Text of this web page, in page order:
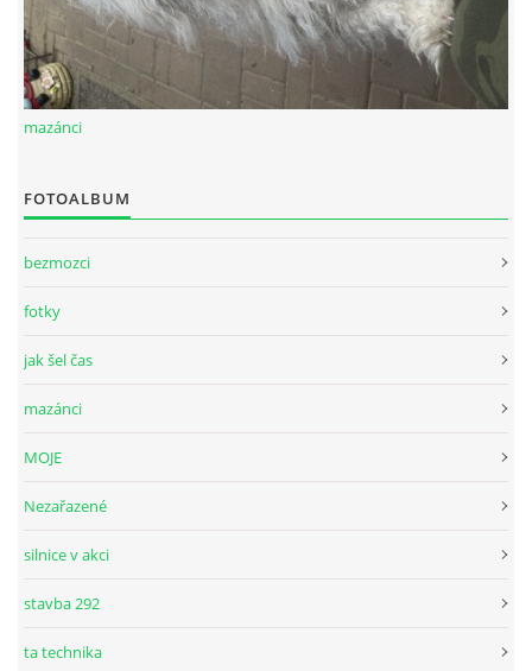
mazánci
FOTOALBUM
bezmozci
fotky
jak šel čas
mazánci
MOJE
Nezařazené
silnice v akci
stavba 292
ta technika